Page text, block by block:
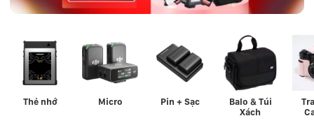
Thẻ nhớ Micro Pin + Sạc
Balo & Túi
Xách